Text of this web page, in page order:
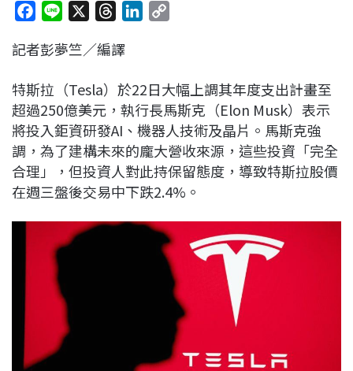
c
b
o
o
k
n
r
a
d
s
e
d
I
n
L
i
n
k
記者彭夢竺／編譯
特斯拉（Tesla）於22日大幅上調其年度支出計畫至
超過250億美元，執行長馬斯克（Elon Musk）表示
將投入鉅資研發AI、機器人技術及晶片。馬斯克強
調，為了建構未來的龐大營收來源，這些投資「完全
合理」，但投資人對此持保留態度，導致特斯拉股價
在週三盤後交易中下跌2.4%。